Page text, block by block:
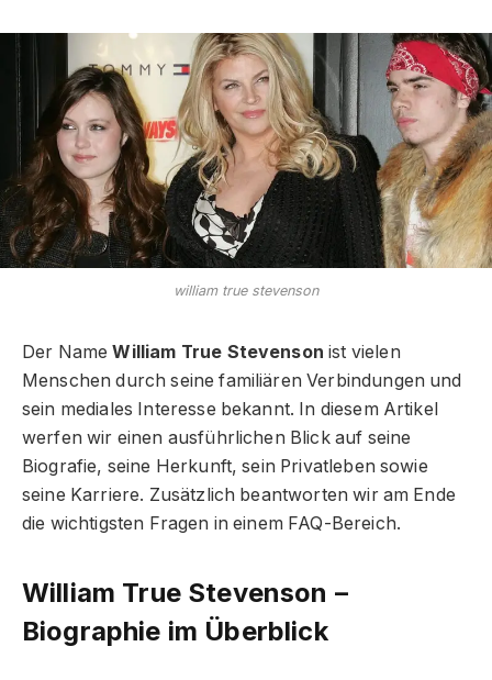
william true stevenson
Der NameWilliam True Stevenson ist vielen
Menschen durch seine familiären Verbindungen und
sein mediales Interesse bekannt. In diesem Artikel
werfen wir einen ausführlichen Blick auf seine
Biografie, seine Herkunft, sein Privatleben sowie
seine Karriere. Zusätzlich beantworten wir am Ende
die wichtigsten Fragen in einem FAQ-Bereich.
William True Stevenson –
Biographie im Überblick